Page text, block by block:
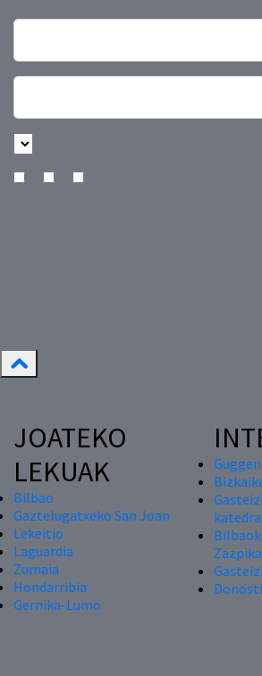
JOATEKO
LEKUAK
Bilbao
Gaztelugatxeko San Joan
Lekeitio
Laguardia
Zumaia
Hondarribia
Gernika-Lumo